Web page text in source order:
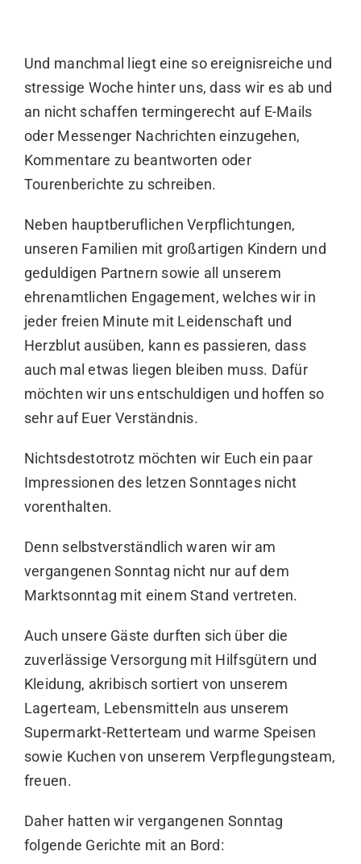
Und manchmal liegt eine so ereignisreiche und
stressige Woche hinter uns, dass wir es ab und
an nicht schaffen termingerecht auf E-Mails
oder Messenger Nachrichten einzugehen,
Kommentare zu beantworten oder
Tourenberichte zu schreiben.
Neben hauptberuflichen Verpflichtungen,
unseren Familien mit großartigen Kindern und
geduldigen Partnern sowie all unserem
ehrenamtlichen Engagement, welches wir in
jeder freien Minute mit Leidenschaft und
Herzblut ausüben, kann es passieren, dass
auch mal etwas liegen bleiben muss. Dafür
möchten wir uns entschuldigen und hoffen so
sehr auf Euer Verständnis.
Nichtsdestotrotz möchten wir Euch ein paar
Impressionen des letzen Sonntages nicht
vorenthalten.
Denn selbstverständlich waren wir am
vergangenen Sonntag nicht nur auf dem
Marktsonntag mit einem Stand vertreten.
Auch unsere Gäste durften sich über die
zuverlässige Versorgung mit Hilfsgütern und
Kleidung, akribisch sortiert von unserem
Lagerteam, Lebensmitteln aus unserem
Supermarkt-Retterteam und warme Speisen
sowie Kuchen von unserem Verpflegungsteam,
freuen.
Daher hatten wir vergangenen Sonntag
folgende Gerichte mit an Bord: